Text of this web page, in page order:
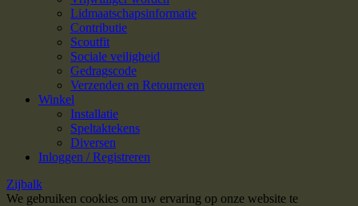
Lidmaatschapsinformatie
Contributie
Scoutfit
Sociale veiligheid
Gedragscode
Verzenden en Retourneren
Winkel
Installatie
Speltaktekens
Diversen
Inloggen / Registreren
Zijbalk
We gebruiken cookies om uw ervaring op onze website te